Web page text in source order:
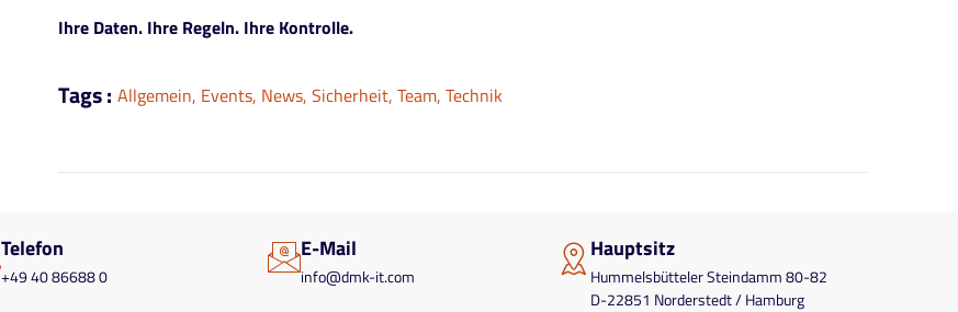
Ihre Daten. Ihre Regeln. Ihre Kontrolle.
Tags : Allgemein, Events, News, Sicherheit, Team, Technik
Telefon
+49 40 86688 0
E-Mail
info@dmk-it.com
Hauptsitz
Hummelsbütteler Steindamm 80-82
D-22851 Norderstedt / Hamburg